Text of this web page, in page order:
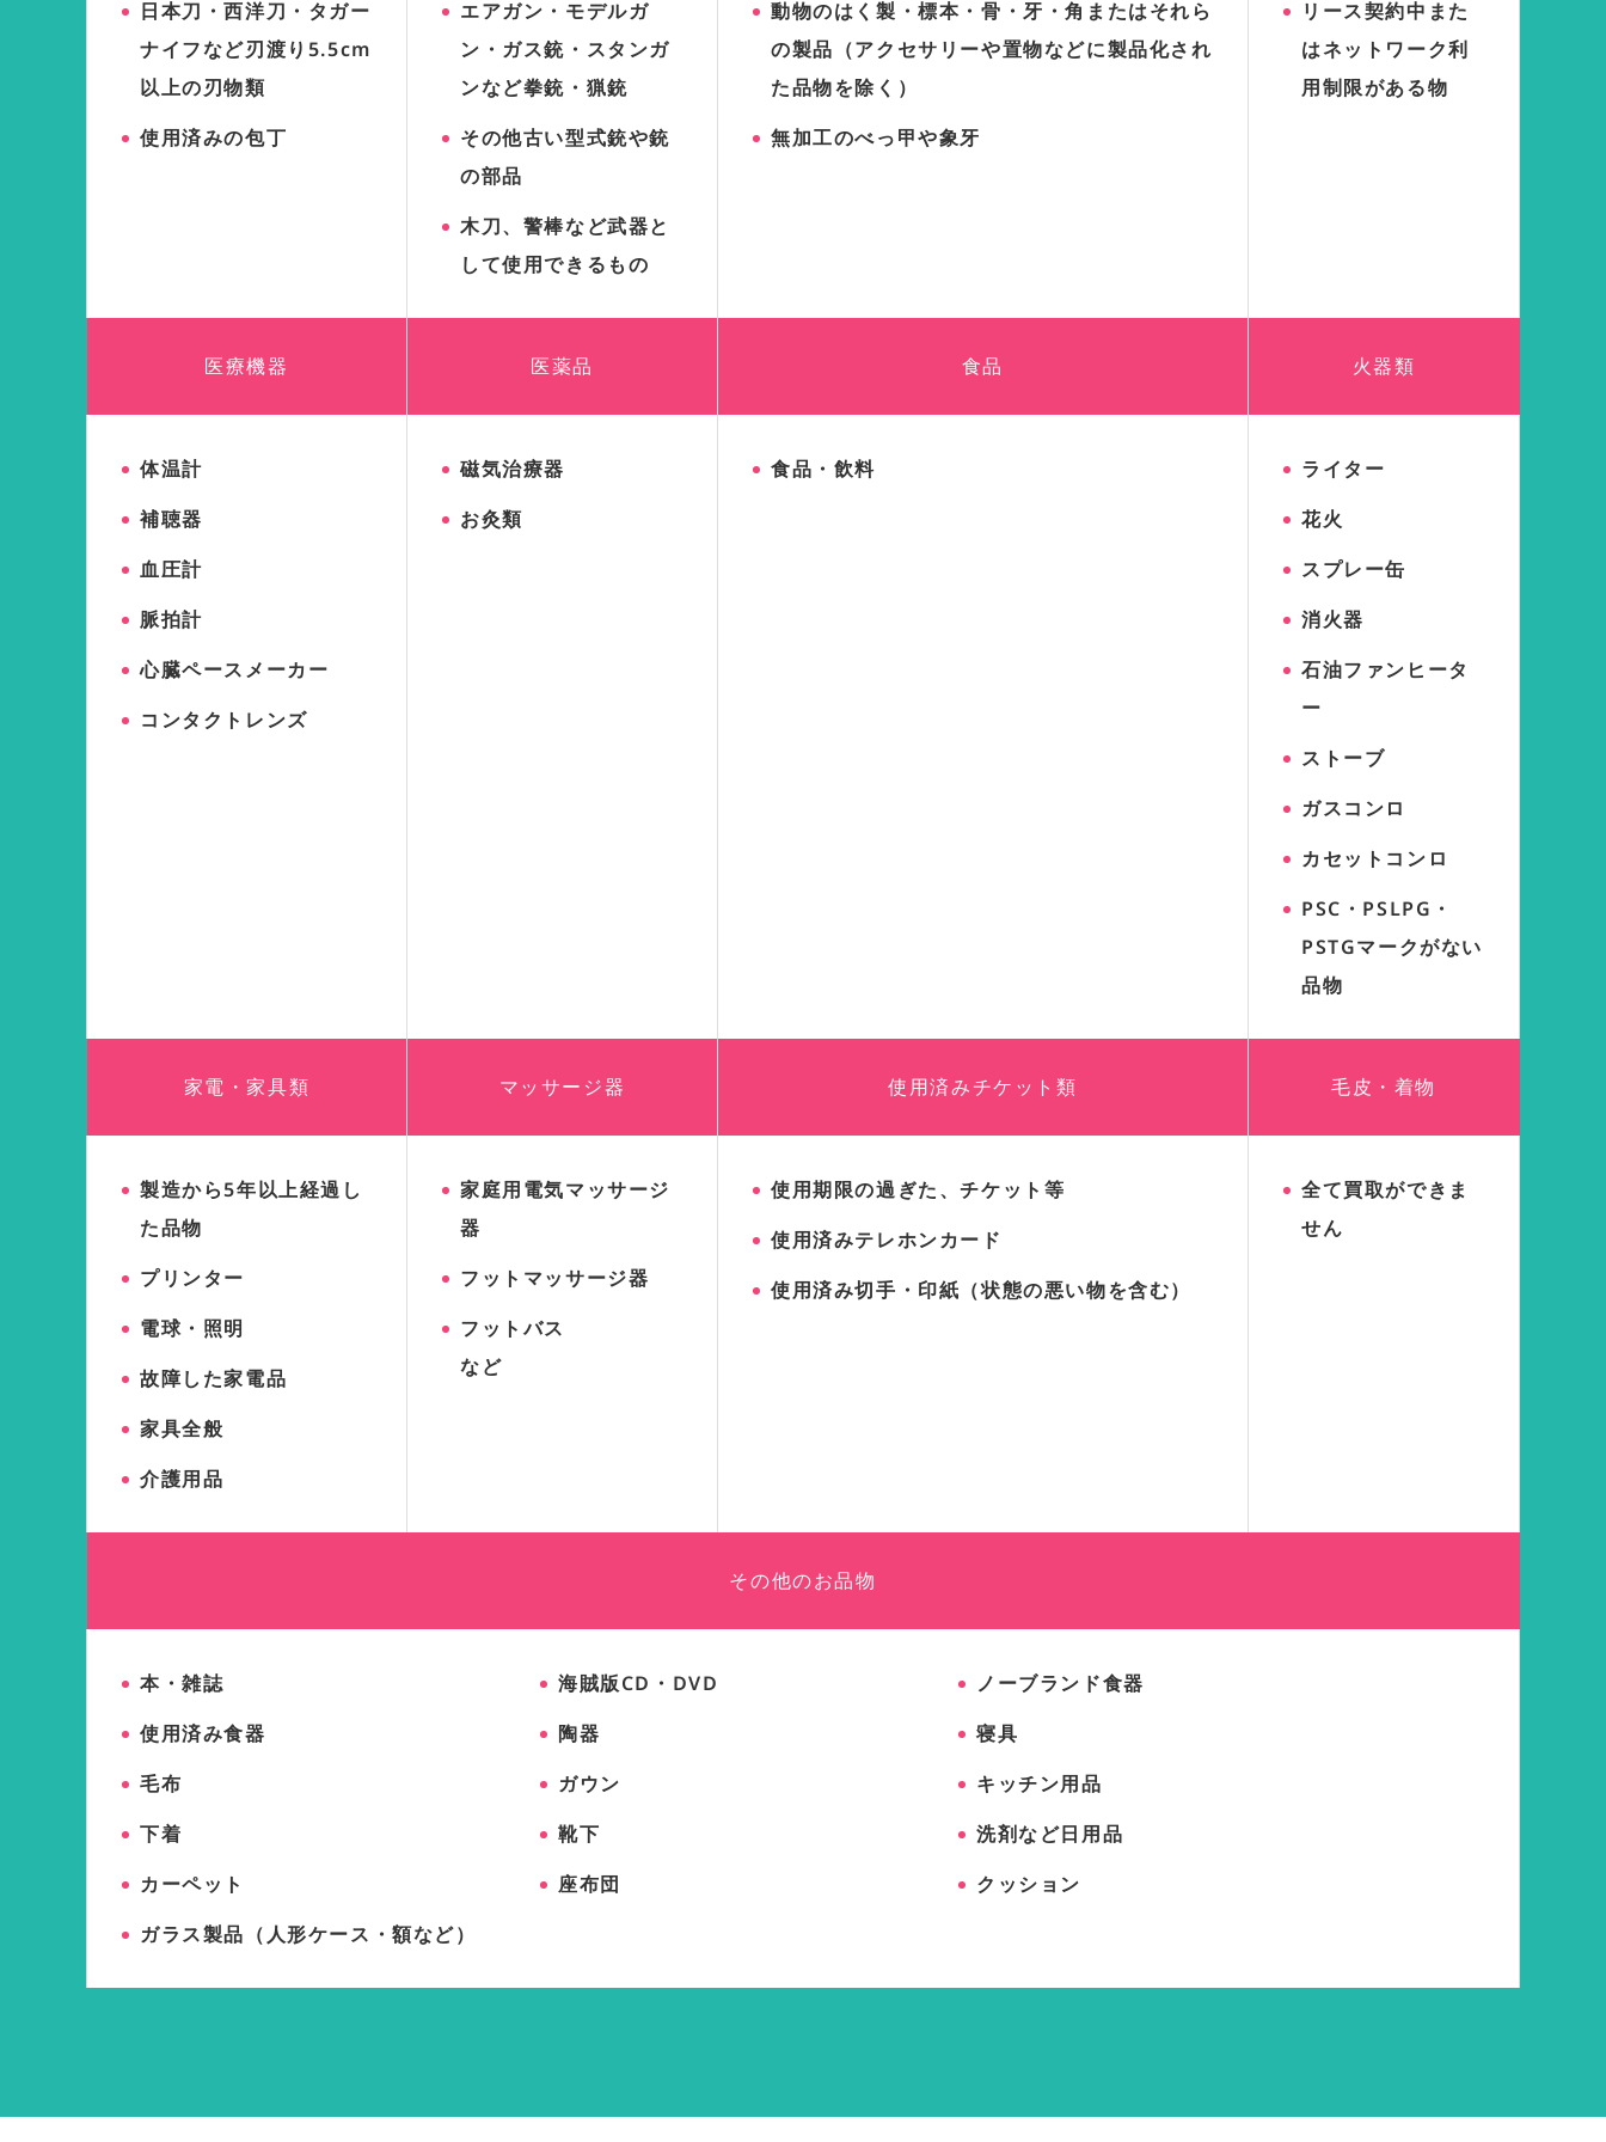
日本刀・西洋刀・タガー
ナイフなど刃渡り5.5cm
以上の刃物類
使用済みの包丁
エアガン・モデルガ
ン・ガス銃・スタンガ
ンなど拳銃・猟銃
その他古い型式銃や銃
の部品
木刀、警棒など武器と
して使用できるもの
動物のはく製・標本・骨・牙・角またはそれら
の製品（アクセサリーや置物などに製品化され
た品物を除く）
無加工のべっ甲や象牙
リース契約中また
はネットワーク利
用制限がある物
医療機器 医薬品 食品 火器類
体温計
補聴器
血圧計
脈拍計
心臓ペースメーカー
コンタクトレンズ
磁気治療器
お灸類
食品・飲料
ライター
花火
スプレー缶
消火器
石油ファンヒータ
ー
ストーブ
ガスコンロ
カセットコンロ
PSC・PSLPG・
PSTGマークがない
品物
家電・家具類 マッサージ器 使用済みチケット類 毛皮・着物
製造から5年以上経過し
た品物
プリンター
電球・照明
故障した家電品
家具全般
介護用品
家庭用電気マッサージ
器
フットマッサージ器
フットバス
など
使用期限の過ぎた、チケット等
使用済みテレホンカード
使用済み切手・印紙（状態の悪い物を含む）
全て買取ができま
せん
その他のお品物
本・雑誌
使用済み食器
毛布
下着
カーペット
ガラス製品（人形ケース・額など）
海賊版CD・DVD
陶器
ガウン
靴下
座布団
ノーブランド食器
寝具
キッチン用品
洗剤など日用品
クッション